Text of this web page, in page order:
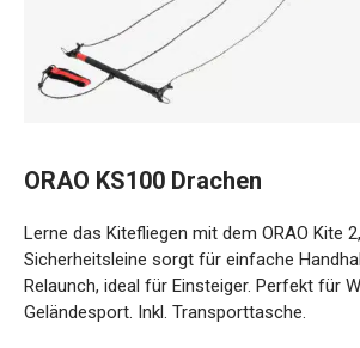
ORAO KS100 Drachen
Lerne das Kitefliegen mit dem ORAO Kite
Sicherheitsleine sorgt für einfache
Relaunch, ideal für Einsteiger. Perfekt für
Geländesport. Inkl. Transporttasche.